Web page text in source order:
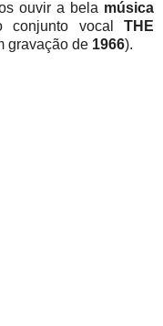
ouvir a bela música
vocal
THE
gravação de 1966).